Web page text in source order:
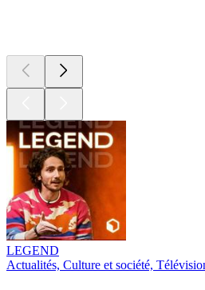
LEGEND
Actualités, Culture et société,